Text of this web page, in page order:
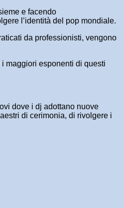
e facendo
l’identità del pop mondiale.
da professionisti, vengono
maggiori esponenti di questi
dove i dj adottano nuove
di cerimonia, di rivolgere i